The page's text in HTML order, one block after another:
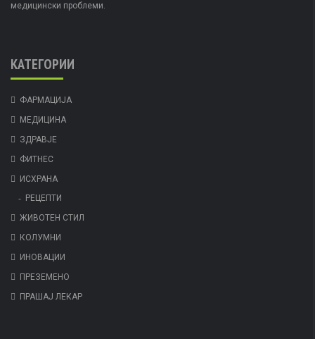
медицински проблеми.
КАТЕГОРИИ
ФАРМАЦИЈА
МЕДИЦИНА
ЗДРАВЈЕ
ФИТНЕС
ИСХРАНА
РЕЦЕПТИ
ЖИВОТЕН СТИЛ
КОЛУМНИ
ИНОВАЦИИ
ПРЕЗЕМЕНО
ПРАШАЈ ЛЕКАР